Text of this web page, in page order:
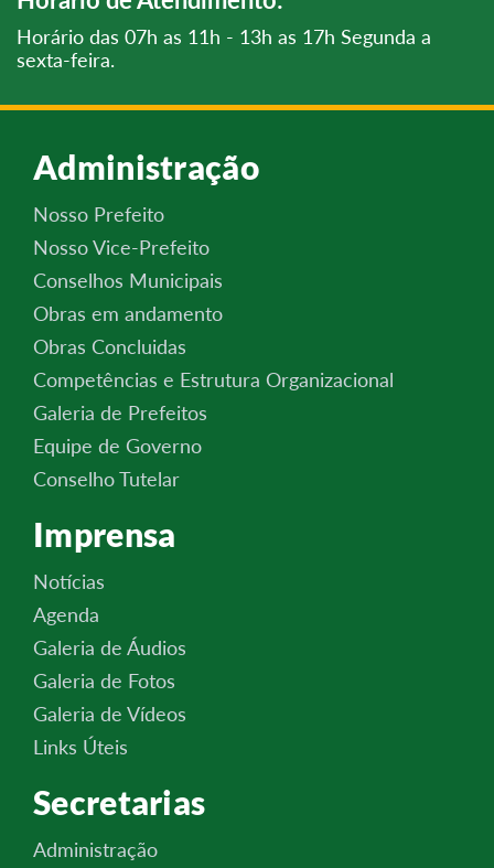
Horário das 07h as 11h - 13h as 17h Segunda a
sexta-feira.
Administração
Nosso Prefeito
Nosso Vice-Prefeito
Conselhos Municipais
Obras em andamento
Obras Concluidas
Competências e Estrutura Organizacional
Galeria de Prefeitos
Equipe de Governo
Conselho Tutelar
Imprensa
Notícias
Agenda
Galeria de Áudios
Galeria de Fotos
Galeria de Vídeos
Links Úteis
Secretarias
Administração